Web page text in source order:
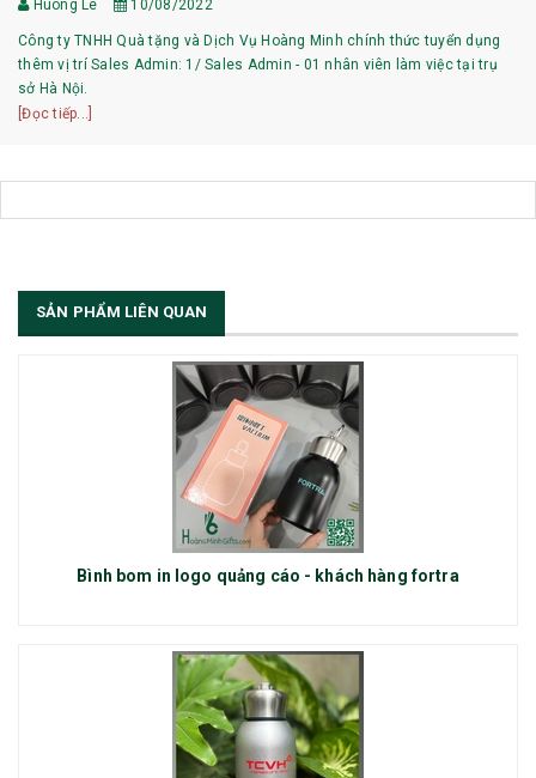
Huong Le 10/08/2022
Công ty TNHH Quà tặng và Dịch Vụ Hoàng Minh chính thức tuyển dụng
thêm vị trí Sales Admin: 1/ Sales Admin - 01 nhân viên làm việc tại trụ
sở Hà Nội.
[Đọc tiếp...]
SẢN PHẨM LIÊN QUAN
Bình bom in logo quảng cáo - khách hàng fortra